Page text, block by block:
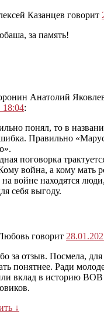
Казанцев говорит
за память!
Анатолий
18:04:
понял, то в
Правильно
поговорка
война, а кому мать
войне находятся
себя выгоду.
говорит
за отзыв. Посмела,
понятнее. Ради
вклад в историю
↓